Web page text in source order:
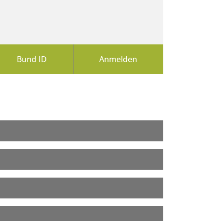
Bund ID Anmelden